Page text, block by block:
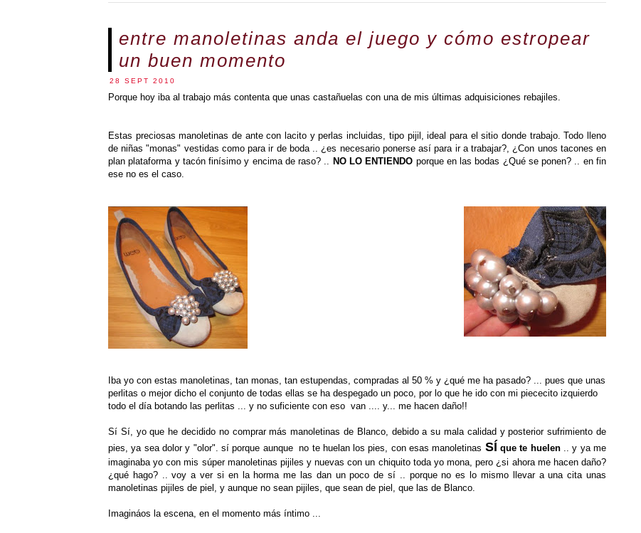
entre manoletinas anda el juego y cómo estropear
un buen momento
28 SEPT 2010
Porque hoy iba al trabajo más contenta que unas castañuelas con una de mis últimas adquisiciones rebajiles.
Estas preciosas manoletinas de ante con lacito y perlas incluidas, tipo pijil, ideal para el sitio donde trabajo. Todo lleno
de niñas "monas" vestidas como para ir de boda .. ¿es necesario ponerse así para ir a trabajar?, ¿Con unos tacones en
plan plataforma y tacón finísimo y encima de raso? .. NO LO ENTIENDO porque en las bodas ¿Qué se ponen? .. en fin
ese no es el caso.
Iba yo con estas manoletinas, tan monas, tan estupendas, compradas al 50 % y ¿qué me ha pasado? ... pues que unas
perlitas o mejor dicho el conjunto de todas ellas se ha despegado un poco, por lo que he ido con mi piececito izquierdo
todo el día botando las perlitas ... y no suficiente con eso van .... y... me hacen daño!!
Sí Sí, yo que he decidido no comprar más manoletinas de Blanco, debido a su mala calidad y posterior sufrimiento de
pies, ya sea dolor y "olor". sí porque aunque no te huelan los pies, con esas manoletinas SÍ que te huelen.. y ya me
imaginaba yo con mis súper manoletinas pijiles y nuevas con un chiquito toda yo mona, pero ¿si ahora me hacen daño?
¿qué hago? .. voy a ver si en la horma me las dan un poco de sí .. porque no es lo mismo llevar a una cita unas
manoletinas pijiles de piel, y aunque no sean pijiles, que sean de piel, que las de Blanco.
Imagináos la escena, en el momento más íntimo ...